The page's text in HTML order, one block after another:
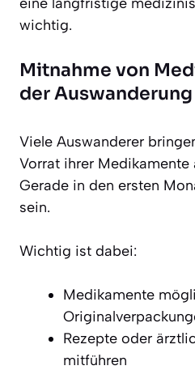
wichtig.
Mitnahme von
der Auswanderung
Viele Auswanderer
Vorrat ihrer Medikamente
Gerade in den ersten
sein.
Wichtig ist dabei:
Medikamente
Rezepte oder
mitführen